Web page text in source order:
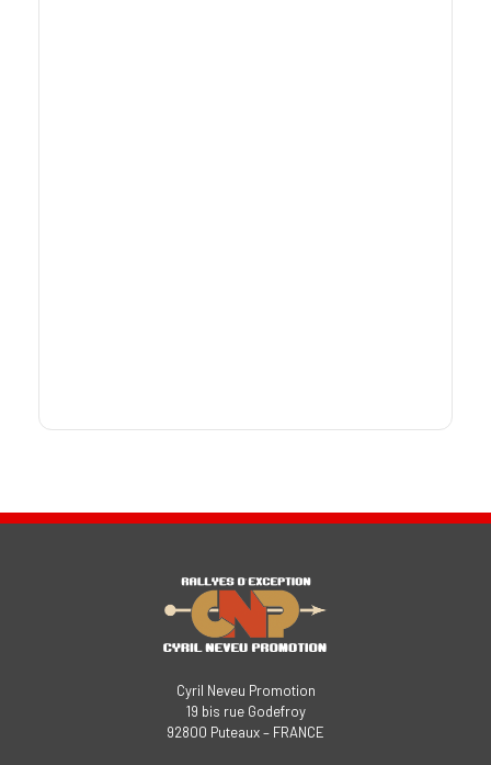
Cyril Neveu Promotion
19 bis rue Godefroy
92800 Puteaux – FRANCE